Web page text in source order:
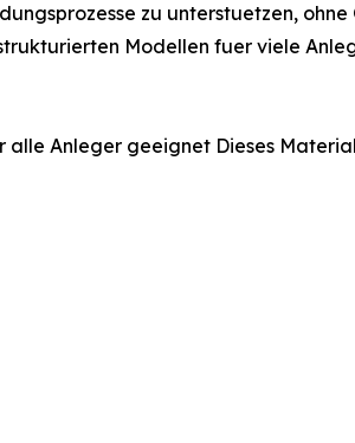
zu unterstuetzen,
Modellen fuer viele
Anleger geeignet Dieses